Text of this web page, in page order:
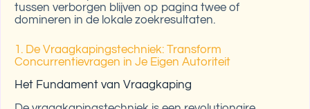
tussen verborgen blijven op pagina twee of
domineren in de lokale zoekresultaten.
1. De Vraagkapingstechniek: Transform
Concurrentievragen in Je Eigen Autoriteit
Het Fundament van Vraagkaping